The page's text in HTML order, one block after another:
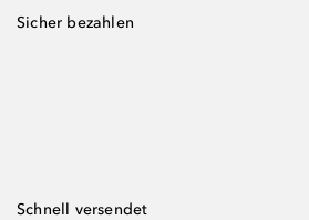
Sicher bezahlen
Schnell versendet